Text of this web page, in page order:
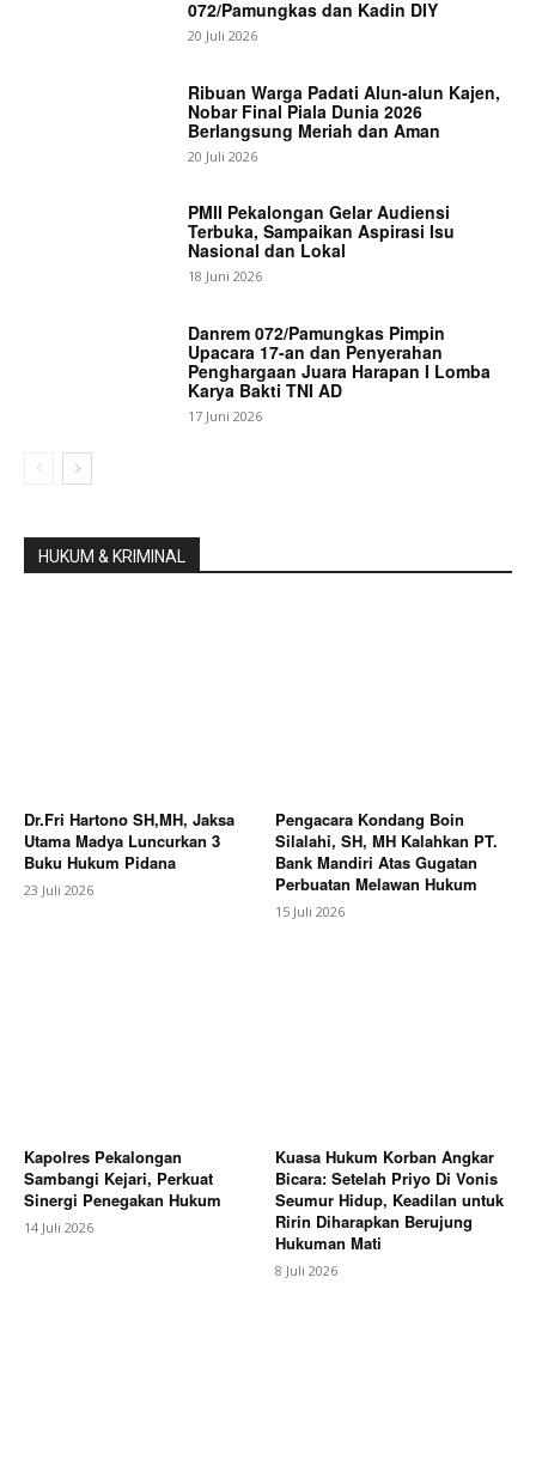
072/Pamungkas dan Kadin DIY
20 Juli 2026
Ribuan Warga Padati Alun-alun Kajen,
Nobar Final Piala Dunia 2026
Berlangsung Meriah dan Aman
20 Juli 2026
PMII Pekalongan Gelar Audiensi
Terbuka, Sampaikan Aspirasi Isu
Nasional dan Lokal
18 Juni 2026
Danrem 072/Pamungkas Pimpin
Upacara 17-an dan Penyerahan
Penghargaan Juara Harapan I Lomba
Karya Bakti TNI AD
17 Juni 2026
HUKUM & KRIMINAL
Dr.Fri Hartono SH,MH, Jaksa
Utama Madya Luncurkan 3
Buku Hukum Pidana
23 Juli 2026
Pengacara Kondang Boin
Silalahi, SH, MH Kalahkan PT.
Bank Mandiri Atas Gugatan
Perbuatan Melawan Hukum
15 Juli 2026
Kapolres Pekalongan
Sambangi Kejari, Perkuat
Sinergi Penegakan Hukum
14 Juli 2026
Kuasa Hukum Korban Angkar
Bicara: Setelah Priyo Di Vonis
Seumur Hidup, Keadilan untuk
Ririn Diharapkan Berujung
Hukuman Mati
8 Juli 2026